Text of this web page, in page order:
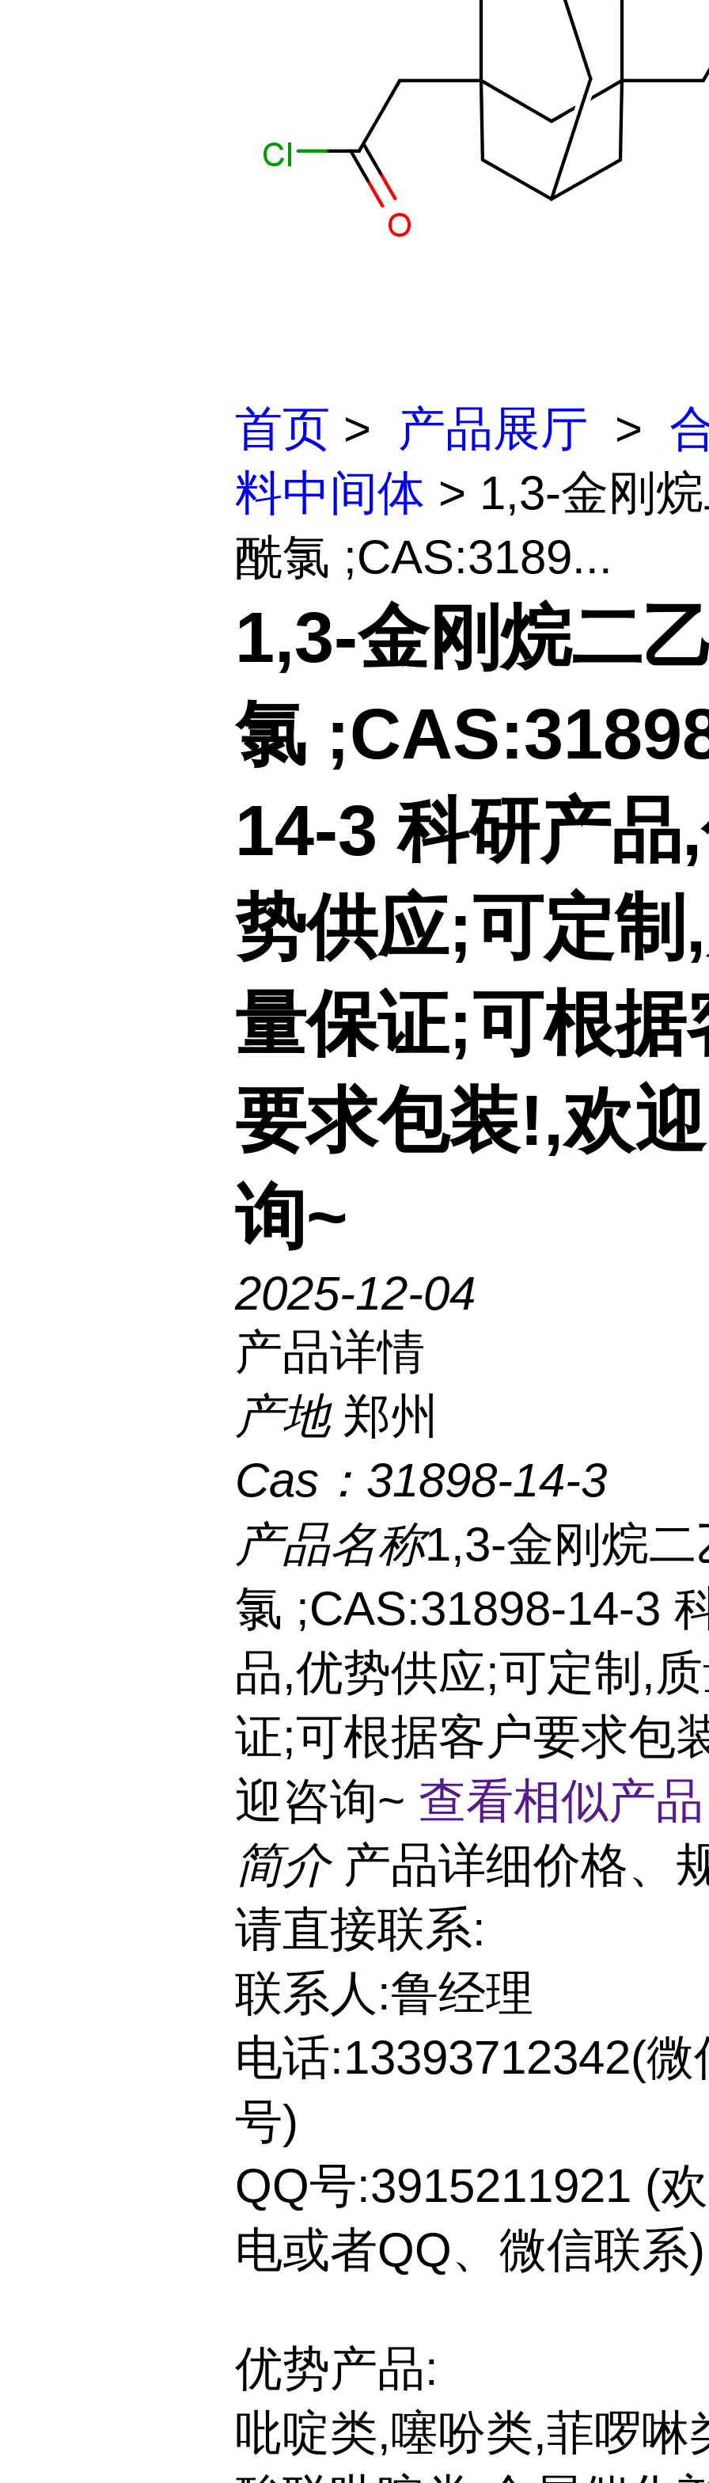
首页 > 产品展厅 >
料中间体 > 1,3-金刚
酰氯 ;CAS:3189...
1,3-金刚烷二
氯
14-3 科研产品
势供应;可定制
量保证;可根据
要求包装!,欢
询~
2025-12-04
产品详情
产地 郑州
Cas： 31898-14-3
产品名称1,3-金刚烷二
氯 ;CAS:31898-14-3
品,优势供应;可定制,
证;可根据客户要求包
迎咨询~ 查看相似产
简介 产品详细价格、
请直接联系:
联系人:鲁经理
电话:13393712342(微
号)
QQ号:3915211921 (
电或者QQ、微信联系)
优势产品:
吡啶类,噻吩类,菲啰啉